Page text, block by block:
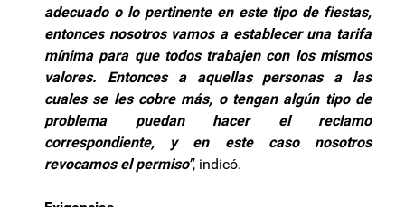
adecuado o lo pertinente en este tipo de fiestas,
entonces nosotros vamos a establecer una tarifa
mínima para que todos trabajen con los mismos
valores. Entonces a aquellas personas a las
cuales se les cobre más, o tengan algún tipo de
problema puedan hacer el reclamo
correspondiente, y en este caso nosotros
revocamos el permiso", indicó.